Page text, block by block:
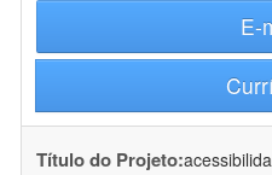
E-
Título do Projeto: